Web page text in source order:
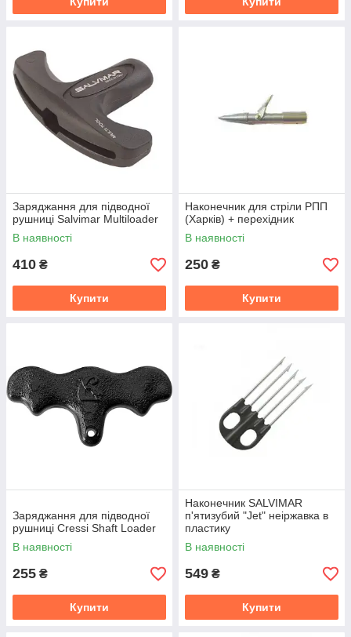
Заряджання для підводної
рушниці Salvimar Multiloader
В наявності
410 ₴
Купити
Наконечник для стріли РПП
(Харків) + перехідник
В наявності
250 ₴
Купити
Заряджання для підводної
рушниці Cressi Shaft Loader
В наявності
255 ₴
Купити
Наконечник SALVIMAR
п'ятизубий "Jet" неіржавка в
пластику
В наявності
549 ₴
Купити